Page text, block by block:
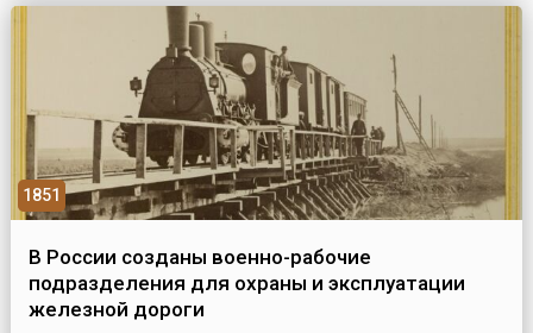
Габсбургов, которые, следуя общей тенденции, ...
1851
В России созданы военно-рабочие
подразделения для охраны и эксплуатации
железной дороги